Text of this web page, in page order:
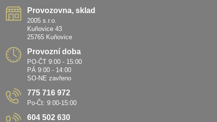
Provozovna, sklad
2005 s.r.o.
Kuňovice 43
25765 Kuňovice
Provozní doba
PO-ČT 9:00 - 15:00
PÁ 9:00 - 14:00
SO-NE zavřeno
775 716 972
Po-Čt: 9:00-15:00
604 502 630